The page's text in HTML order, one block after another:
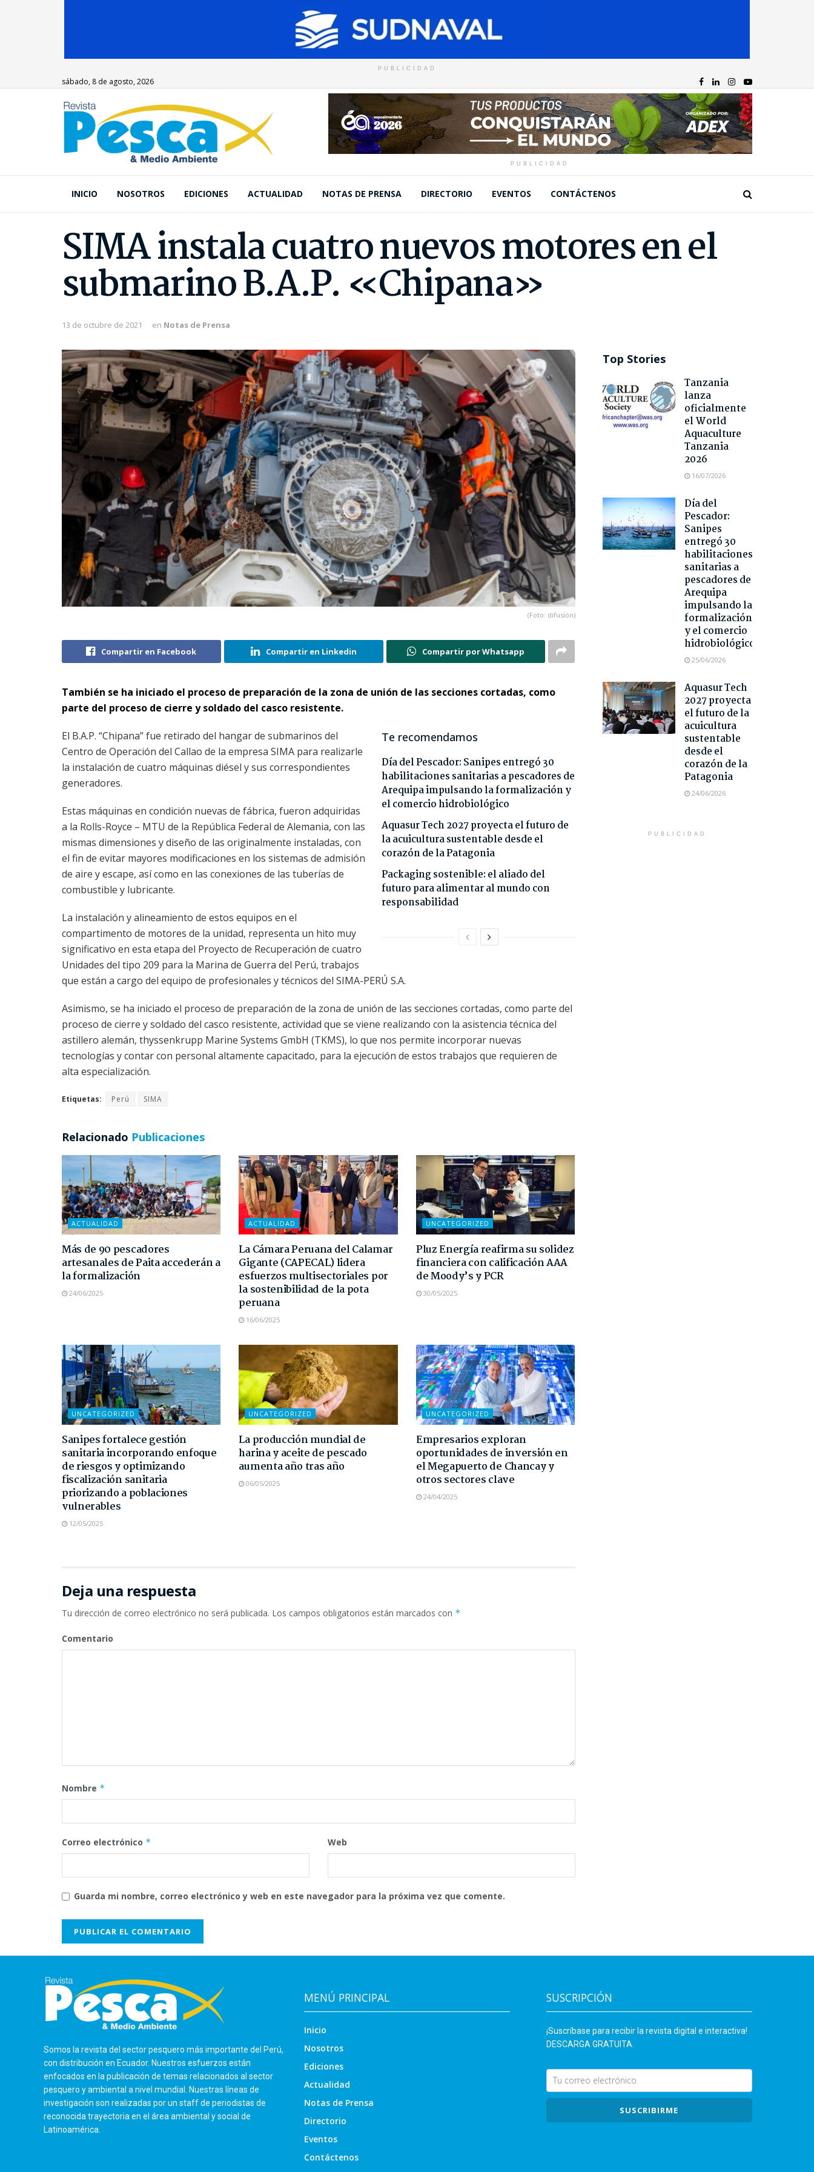
PUBLICIDAD
sábado, 8 de agosto, 2026
PUBLICIDAD
INICIO NOSOTROS EDICIONES ACTUALIDAD NOTAS DE PRENSA DIRECTORIO EVENTOS CONTÁCTENOS
SIMA instala cuatro nuevos motores en el
submarino B.A.P. «Chipana»
13 de octubre de 2021 en Notas de Prensa
(Foto: difusión)
Compartir en Facebook Compartir en Linkedin Compartir por Whatsapp
También se ha iniciado el proceso de preparación de la zona de unión de las secciones cortadas, como
parte del proceso de cierre y soldado del casco resistente.
Te recomendamos
Día del Pescador: Sanipes entregó 30
habilitaciones sanitarias a pescadores de
Arequipa impulsando la formalización y
el comercio hidrobiológico
Aquasur Tech 2027 proyecta el futuro de
la acuicultura sustentable desde el
corazón de la Patagonia
Packaging sostenible: el aliado del
futuro para alimentar al mundo con
responsabilidad
El B.A.P. “Chipana” fue retirado del hangar de submarinos del
Centro de Operación del Callao de la empresa SIMA para realizarle
la instalación de cuatro máquinas diésel y sus correspondientes
generadores.
Estas máquinas en condición nuevas de fábrica, fueron adquiridas
a la Rolls-Royce – MTU de la República Federal de Alemania, con las
mismas dimensiones y diseño de las originalmente instaladas, con
el fin de evitar mayores modificaciones en los sistemas de admisión
de aire y escape, así como en las conexiones de las tuberías de
combustible y lubricante.
La instalación y alineamiento de estos equipos en el
compartimento de motores de la unidad, representa un hito muy
significativo en esta etapa del Proyecto de Recuperación de cuatro
Unidades del tipo 209 para la Marina de Guerra del Perú, trabajos
que están a cargo del equipo de profesionales y técnicos del SIMA-PERÚ S.A.
Asimismo, se ha iniciado el proceso de preparación de la zona de unión de las secciones cortadas, como parte del
proceso de cierre y soldado del casco resistente, actividad que se viene realizando con la asistencia técnica del
astillero alemán, thyssenkrupp Marine Systems GmbH (TKMS), lo que nos permite incorporar nuevas
tecnologías y contar con personal altamente capacitado, para la ejecución de estos trabajos que requieren de
alta especialización.
Etiquetas: Perú SIMA
Relacionado Publicaciones
ACTUALIDAD
Más de 90 pescadores
artesanales de Paita accederán a
la formalización
24/06/2025
ACTUALIDAD
La Cámara Peruana del Calamar
Gigante (CAPECAL) lidera
esfuerzos multisectoriales por
la sostenibilidad de la pota
peruana
16/06/2025
UNCATEGORIZED
Pluz Energía reafirma su solidez
financiera con calificación AAA
de Moody’s y PCR
30/05/2025
UNCATEGORIZED
Sanipes fortalece gestión
sanitaria incorporando enfoque
de riesgos y optimizando
fiscalización sanitaria
priorizando a poblaciones
vulnerables
12/05/2025
UNCATEGORIZED
La producción mundial de
harina y aceite de pescado
aumenta año tras año
06/05/2025
UNCATEGORIZED
Empresarios exploran
oportunidades de inversión en
el Megapuerto de Chancay y
otros sectores clave
24/04/2025
Deja una respuesta
Tu dirección de correo electrónico no será publicada. Los campos obligatorios están marcados con *
Comentario
Nombre *
Correo electrónico * Web
Guarda mi nombre, correo electrónico y web en este navegador para la próxima vez que comente.
Top Stories
Tanzania
lanza
oficialmente
el World
Aquaculture
Tanzania
2026
16/07/2026
Día del
Pescador:
Sanipes
entregó 30
habilitaciones
sanitarias a
pescadores de
Arequipa
impulsando la
formalización
y el comercio
hidrobiológico
25/06/2026
Aquasur Tech
2027 proyecta
el futuro de la
acuicultura
sustentable
desde el
corazón de la
Patagonia
24/06/2026
PUBLICIDAD
Somos la revista del sector pesquero más importante del Perú,
con distribución en Ecuador. Nuestros esfuerzos están
enfocados en la publicación de temas relacionados al sector
pesquero y ambiental a nivel mundial. Nuestras líneas de
investigación son realizadas por un staff de periodistas de
reconocida trayectoria en el área ambiental y social de
Latinoamérica.
MENÚ PRINCIPAL
Inicio
Nosotros
Ediciones
Actualidad
Notas de Prensa
Directorio
Eventos
Contáctenos
SUSCRIPCIÓN
¡Suscríbase para recibir la revista digital e interactiva!
DESCARGA GRATUITA.
SUSCRIBIRME